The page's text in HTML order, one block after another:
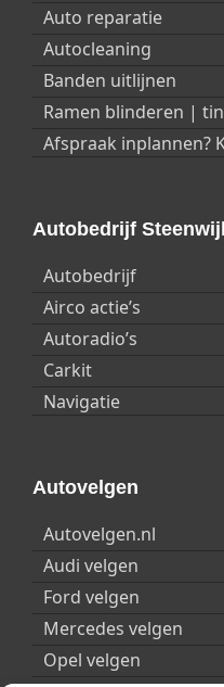
Lichtmetalen velgen
Zittingen
Bestuurdersstoel
Comfort stoelen
El. verst. best. stoel
Stoelverwarming
Stoelverwarming voor
Auto reparatie
Autocleaning
Banden uitlijnen
Ramen blinderen |
Afspraak inplannen?
Autobedrijf
Autobedrijf
Airco actie’s
Autoradio’s
Carkit
Navigatie
Autovelgen
Autovelgen.nl
Audi velgen
Ford velgen
Mercedes velgen
Opel velgen